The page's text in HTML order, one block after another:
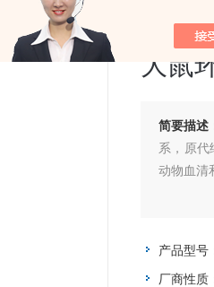
> YS06428B大鼠环氧化酶1(COX-
大鼠
简要描述
系，原代
动物血清
产品型号
厂商性质